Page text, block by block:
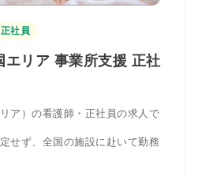
正社員
エリア 事業所支援 正社
ア）の看護師・正社員の求人で
せず、全国の施設に赴いて勤務